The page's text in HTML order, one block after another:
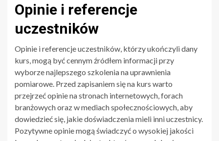
Opinie i referencje
uczestników
Opinie i referencje uczestników, którzy ukończyli dany
kurs, mogą być cennym źródłem informacji przy
wyborze najlepszego szkolenia na uprawnienia
pomiarowe. Przed zapisaniem się na kurs warto
przejrzeć opinie na stronach internetowych, forach
branżowych oraz w mediach społecznościowych, aby
dowiedzieć się, jakie doświadczenia mieli inni uczestnicy.
Pozytywne opinie mogą świadczyć o wysokiej jakości